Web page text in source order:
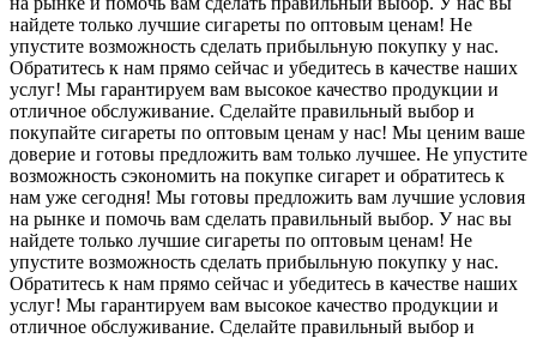
найдете только лучшие сигареты по оптовым ценам! Не
упустите возможность сделать прибыльную покупку у нас.
Обратитесь к нам прямо сейчас и убедитесь в качестве наших
услуг! Мы гарантируем вам высокое качество продукции и
отличное обслуживание. Сделайте правильный выбор и
покупайте сигареты по оптовым ценам у нас! Мы ценим ваше
доверие и готовы предложить вам только лучшее. Не упустите
возможность сэкономить на покупке сигарет и обратитесь к
нам уже сегодня! Мы готовы предложить вам лучшие условия
на рынке и помочь вам сделать правильный выбор. У нас вы
найдете только лучшие сигареты по оптовым ценам! Не
упустите возможность сделать прибыльную покупку у нас.
Обратитесь к нам прямо сейчас и убедитесь в качестве наших
услуг! Мы гарантируем вам высокое качество продукции и
отличное обслуживание. Сделайте правильный выбор и